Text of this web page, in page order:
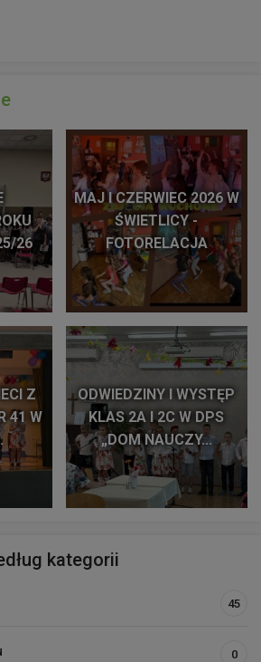
26
MAJ I CZERWIEC 2026 W
ŚWIETLICY -
FOTORELACJA
Z
41 W
ODWIEDZINY I WYSTĘP
KLAS 2A I 2C W DPS
„DOM NAUCZY...
kategorii
45
0